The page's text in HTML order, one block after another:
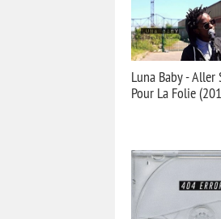
Luna Baby - Aller
Pour La Folie